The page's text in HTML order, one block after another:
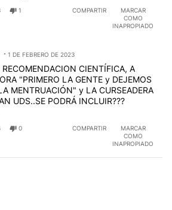
1 COMPARTIR
MARCAR
COMO
INAPROPIADO
1 DE FEBRERO DE 2023
RECOMENDACION CIENTÍFICA, A
"PRIMERO LA GENTE y DEJEMOS
MENTRUACIÓN" y LA CURSEADERA
UDS..SE PODRÁ INCLUIR???
0 COMPARTIR
MARCAR
COMO
INAPROPIADO